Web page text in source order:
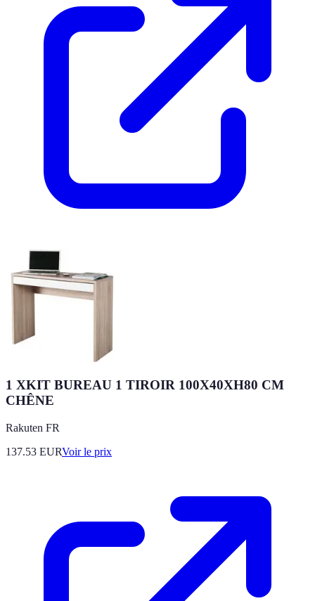
1 XKIT BUREAU 1 TIROIR 100X40XH80 CM
CHÊNE
Rakuten FR
137.53 EURVoir le prix